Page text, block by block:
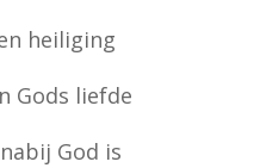
heiliging
Gods liefde
God is